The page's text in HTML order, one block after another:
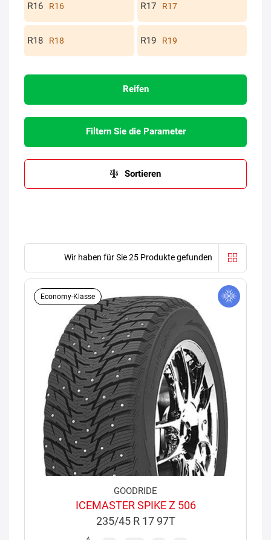
R16 R17
R18 R19
Reifen
Filtern Sie die Parameter
Sortieren
Wir haben für Sie 25 Produkte gefunden
Economy-Klasse
GOODRIDE
ICEMASTER SPIKE Z 506
235/45 R 17 97T